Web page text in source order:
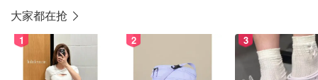
大家都在抢
1 2 3